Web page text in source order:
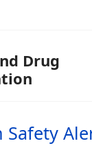
Drug